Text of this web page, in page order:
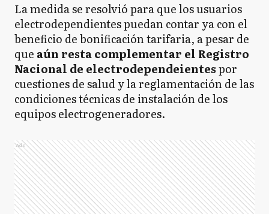
La medida se resolvió para que los usuarios
electrodependientes puedan contar ya con el
beneficio de bonificación tarifaria, a pesar de
que aún resta complementar el Registro
Nacional de electrodependeientespor
cuestiones de salud y la reglamentación de las
condiciones técnicas de instalación de los
equipos electrogeneradores.
Ads